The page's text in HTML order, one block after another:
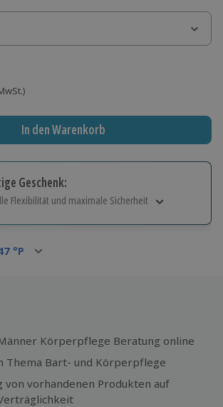
In den Warenkorb
Geschenk:
Flexibilität und maximale Sicherheit
°P
Körperpflege Beratung online
Thema Bart- und Körperpflege
von vorhandenen Produkten auf